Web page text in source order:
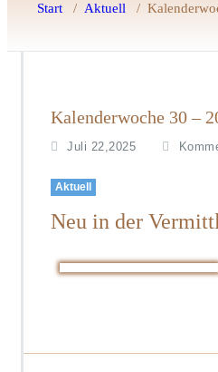
Start / Aktuell /
Kalenderwoche 30 –
Juli 22,2025
Aktuell
Neu in der